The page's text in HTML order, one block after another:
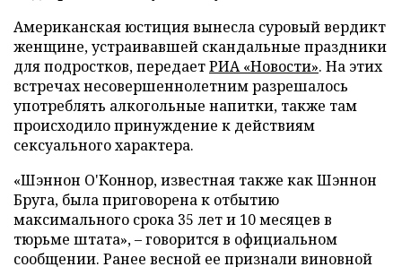
Американская юстиция вынесла суровый вердикт
женщине, устраивавшей скандальные праздники
для подростков, передаетРИА «Новости». На этих
встречах несовершеннолетним разрешалось
употреблять алкогольные напитки, также там
происходило принуждение к действиям
сексуального характера.
«Шэннон О'Коннор, известная также как Шэннон
Бруга, была приговорена к отбытию
максимального срока 35 лет и 10 месяцев в
тюрьме штата», – говорится в официальном
сообщении. Ранее весной ее признали виновной